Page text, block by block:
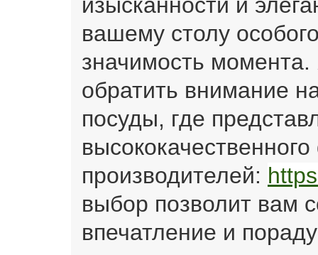
вашему столу
значимость
обратить внимание
посуды, где
производителей:
выбор позволит вам
впечатление и